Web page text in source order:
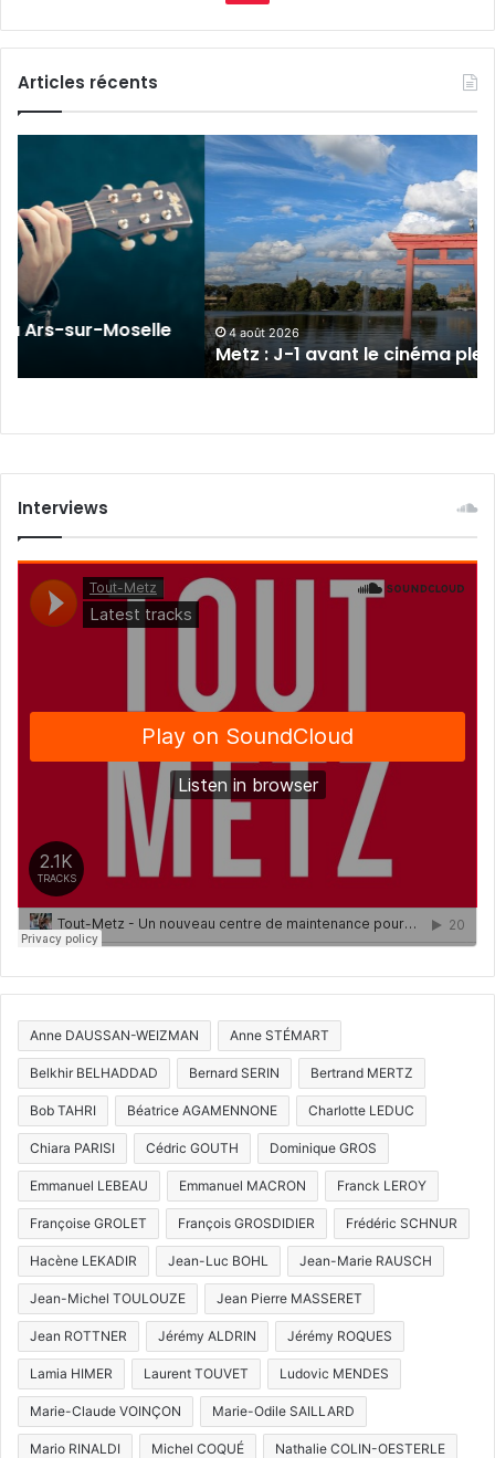
Articles récents
Moselle
J-
1
avant
air
Plan
4 août 2026
Metz : J-1 avant le cinéma plein air au
Interviews
Anne DAUSSAN-WEIZMAN Anne STÉMART
Belkhir BELHADDAD Bernard SERIN Bertrand MERTZ
Bob TAHRI Béatrice AGAMENNONE Charlotte LEDUC
Chiara PARISI Cédric GOUTH Dominique GROS
Emmanuel LEBEAU Emmanuel MACRON Franck LEROY
Françoise GROLET François GROSDIDIER Frédéric SCHNUR
Hacène LEKADIR Jean-Luc BOHL Jean-Marie RAUSCH
Jean-Michel TOULOUZE Jean Pierre MASSERET
Jean ROTTNER Jérémy ALDRIN Jérémy ROQUES
Lamia HIMER Laurent TOUVET Ludovic MENDES
Marie-Claude VOINÇON Marie-Odile SAILLARD
Mario RINALDI Michel COQUÉ Nathalie COLIN-OESTERLE